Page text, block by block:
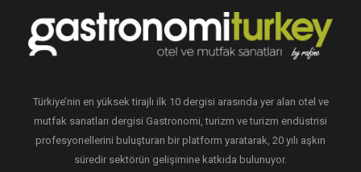
Türkiye’nin en yüksek tirajlı ilk 10 dergisi arasında yer alan otel ve
mutfak sanatları dergisi Gastronomi, turizm ve turizm endüstrisi
profesyonellerini buluşturan bir platform yaratarak, 20 yılı aşkın
süredir sektörün gelişimine katkıda bulunuyor.